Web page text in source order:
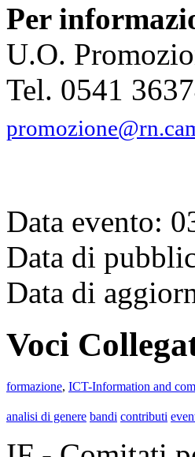
Per
U.O.
Tel. 0541
Data evento:
Data di
Data di
Voci
formazione, ICT-Information and
analisi di genere bandi contributi